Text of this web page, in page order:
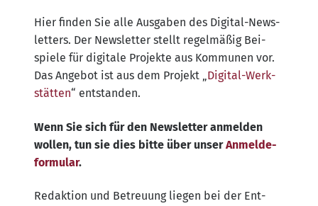
Hier fin­den Sie alle Aus­ga­ben des Digi­tal-News­
let­ters. Der News­let­ter stellt regel­mä­ßig Bei­
spie­le für digi­ta­le Pro­jek­te aus Kom­mu­nen vor.
Das Ange­bot ist aus dem Pro­jekt „Digi­tal-Werk­
stät­ten“ ent­stan­den.
Wenn Sie sich für den News­let­ter anmel­den
wol­len, tun sie dies bit­te über unserAnmel­de­
for­mu­lar.
Redak­ti­on und Betreu­ung lie­gen bei der Ent­